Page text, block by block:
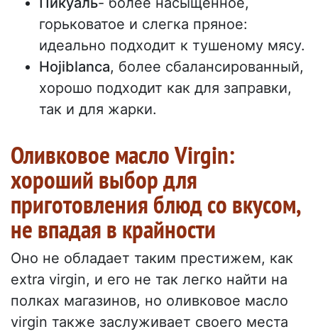
горьковатое и слегка пряное:
идеально подходит к тушеному мясу.
Hojiblanca, более сбалансированный,
хорошо подходит как для заправки,
так и для жарки.
Оливковое масло Virgin:
хороший выбор для
приготовления блюд со вкусом,
не впадая в крайности
Оно не обладает таким престижем, как
extra virgin, и его не так легко найти на
полках магазинов, но оливковое масло
virgin также заслуживает своего места